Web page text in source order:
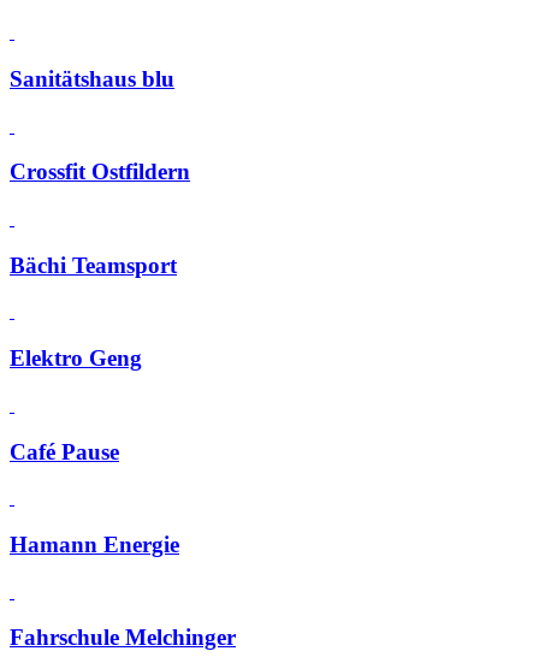
Sanitätshaus blu
Crossfit Ostfildern
Bächi Teamsport
Elektro Geng
Café Pause
Hamann Energie
Fahrschule Melchinger